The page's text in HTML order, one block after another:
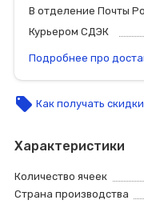
В отделение Почты
Курьером СДЭК
Подробнее про
local_offer Как получать
Характеристики
Количество ячеек
Страна производства